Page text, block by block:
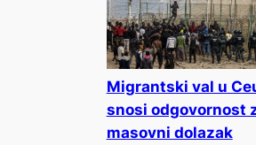
Migrantski val u
snosi odgovornost
masovni dolazak